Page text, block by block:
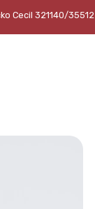
Cecil 321140/35512